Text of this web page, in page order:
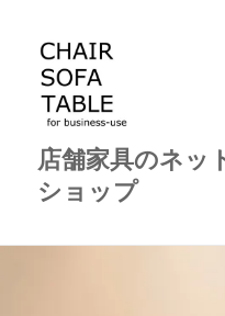
店舗家具のネッ
ショップ